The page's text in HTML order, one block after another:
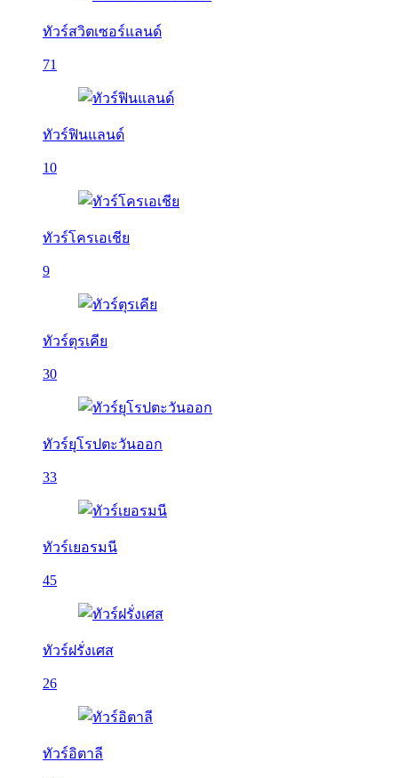
ทัวร์สวิตเซอร์แลนด์
71
ทัวร์ฟินแลนด์
10
ทัวร์โครเอเชีย
9
ทัวร์ตุรเคีย
30
ทัวร์ยุโรปตะวันออก
33
ทัวร์เยอรมนี
45
ทัวร์ฝรั่งเศส
26
ทัวร์อิตาลี